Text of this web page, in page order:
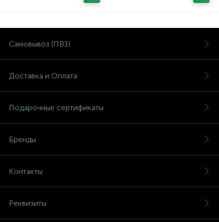
Самовывоз (ПВЗ)
Доставка и Оплата
Подарочные сертификаты
Бренды
Контакты
Реквизиты